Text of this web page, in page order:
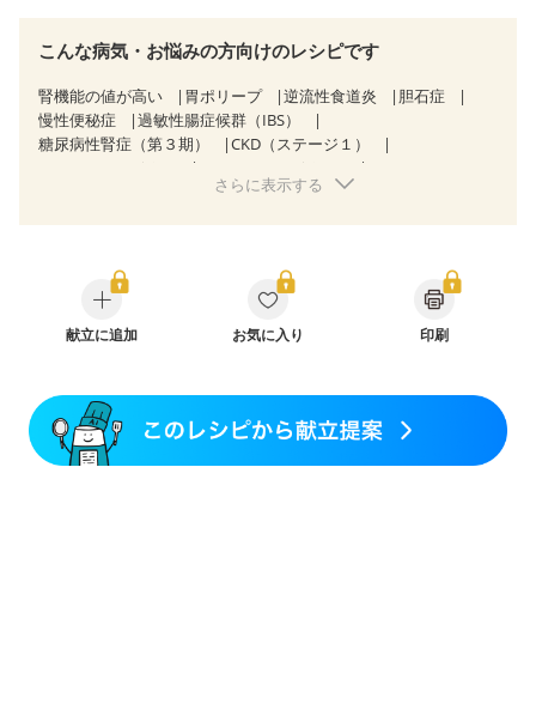
こんな病気・お悩みの方向けのレシピです
腎機能の値が高い 胃ポリープ 逆流性食道炎
胆石症
慢性便秘症
過敏性腸症候群（IBS）
糖尿病性腎症（第３期）
CKD（ステージ１）
CKD（ステージ２）
CKD（ステージ３a）
透析
乳がん（抗がん剤治療中）
胃がん治療を終えた方・経過観察中の方
大腸がん治療を終えた方・経過観察中の方
大腸がん（抗がん剤治療中）
大腸がん（放射線治療中）
妊婦健診・血糖値が気になる（初期）
妊娠糖尿病(初期)
産後（母乳）
産後（混合栄養）
産後（ミルク）
さらに表示する
献立に追加 お気に入り 印刷